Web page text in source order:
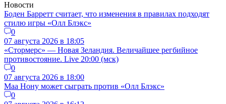
Новости
Боден Барретт считает, что изменения в правилах подходят
стилю игры «Олл Блэкс»
0
07 августа 2026 в 18:05
«Стормерс» — Новая Зеландия. Величайшее регбийное
противостояние. Live 20:00 (мск)
0
07 августа 2026 в 18:00
Маа Нону может сыграть против «Олл Блэкс»
0